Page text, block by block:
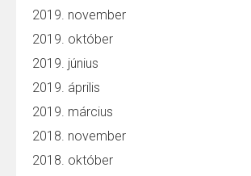
2019. november
2019. október
2019. június
2019. április
2019. március
2018. november
2018. október